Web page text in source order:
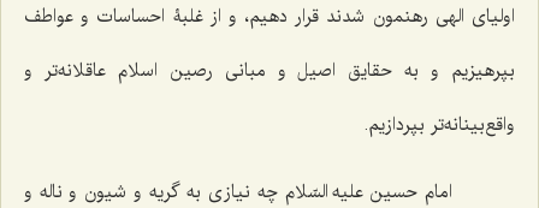
اولیای الهی رهنمون شدند قرار دهیم، و از غلبۀ احساسات و عواطف
بپرهیزیم و به حقایق اصیل و مبانی رصین اسلام عاقلانه‌تر و
واقع‌بینانه‌تر بپردازیم.
امام حسین علیه السّلام چه نیازی به گریه و شیون و ناله و